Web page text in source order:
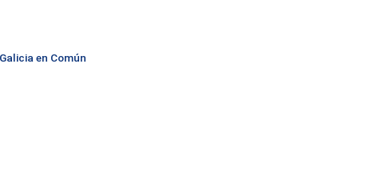
en Común